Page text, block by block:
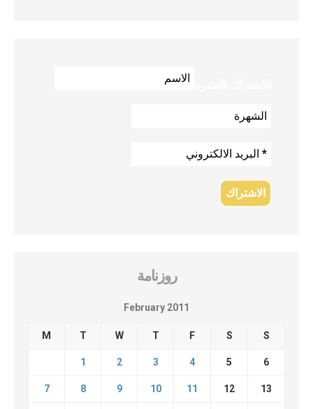
روزنامة
February 2011
M T W T F S S
1 2 3 4 5 6
7 8 9 10 11 12 13